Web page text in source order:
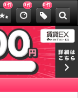
0 件 0件 0件